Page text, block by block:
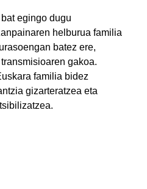
egingo dugu
helburua familia
batez ere,
gakoa.
familia bidez
gizarteratzea eta